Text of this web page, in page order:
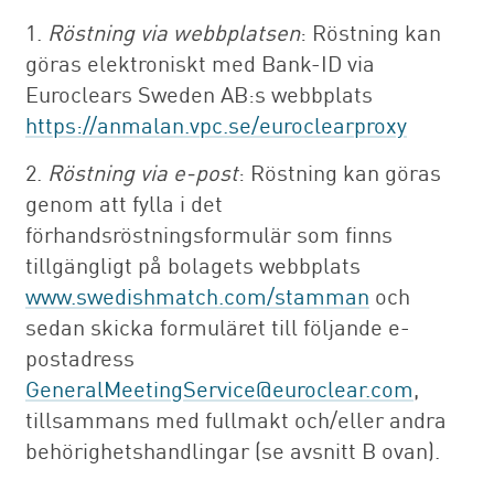
1. Röstning via webbplatsen: Röstning kan
göras elektroniskt med Bank-ID via
Euroclears Sweden AB:s webbplats
https://anmalan.vpc.se/euroclearproxy
2. Röstning via e-post: Röstning kan göras
genom att fylla i det
förhandsröstningsformulär som finns
tillgängligt på bolagets webbplats
www.swedishmatch.com/stamman och
sedan skicka formuläret till följande e-
postadress
GeneralMeetingService@euroclear.com,
tillsammans med fullmakt och/eller andra
behörighetshandlingar (se avsnitt B ovan).